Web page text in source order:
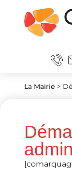
La Mairie >